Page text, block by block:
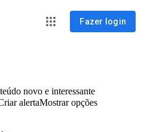
Fazer login
novo e interessante
alertaMostrar opções